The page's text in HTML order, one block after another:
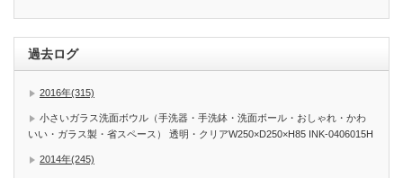
過去ログ
2016年(315)
小さいガラス洗面ボウル（手洗器・手洗鉢・洗面ボール・おしゃれ・かわ
いい・ガラス製・省スペース） 透明・クリアW250×D250×H85 INK-0406015H
2014年(245)